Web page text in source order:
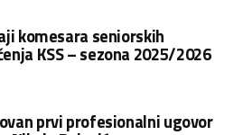
komesara seniorskih
KSS – sezona 2025/2026
prvi profesionalni ugovor